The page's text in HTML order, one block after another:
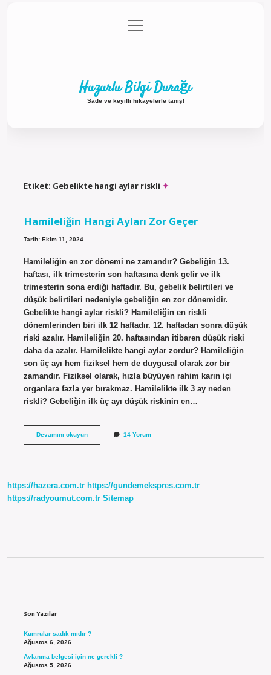
Gizlilik Politikası
menüyü
aç
Huzurlu Bilgi Durağı
Sade ve keyifli hikayelerle tanış!
Etiket: Gebelikte hangi aylar riskli
Hamileliğin Hangi Ayları Zor Geçer
Tarih: Ekim 11, 2024
Hamileliğin en zor dönemi ne zamandır? Gebeliğin 13.
haftası, ilk trimesterin son haftasına denk gelir ve ilk
trimesterin sona erdiği haftadır. Bu, gebelik belirtileri ve
düşük belirtileri nedeniyle gebeliğin en zor dönemidir.
Gebelikte hangi aylar riskli? Hamileliğin en riskli
dönemlerinden biri ilk 12 haftadır. 12. haftadan sonra düşük
riski azalır. Hamileliğin 20. haftasından itibaren düşük riski
daha da azalır. Hamilelikte hangi aylar zordur? Hamileliğin
son üç ayı hem fiziksel hem de duygusal olarak zor bir
zamandır. Fiziksel olarak, hızla büyüyen rahim karın içi
organlara fazla yer bırakmaz. Hamilelikte ilk 3 ay neden
riskli? Gebeliğin ilk üç ayı düşük riskinin en…
Devamını okuyunHamileliğin 14 Yorum
https://hazera.com.tr https://gundemekspres.com.tr
https://radyoumut.com.tr Sitemap
Son Yazılar
Kumrular sadık mıdır ?
Ağustos 6, 2026
Avlanma belgesi için ne gerekli ?
Ağustos 5, 2026